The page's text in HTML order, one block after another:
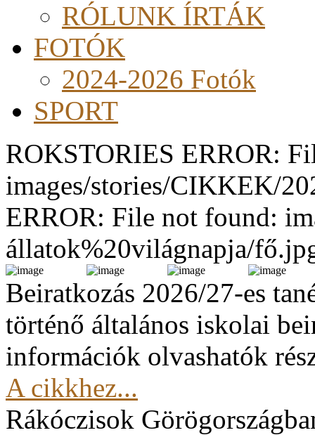
RÓLUNK ÍRTÁK
FOTÓK
2024-2026 Fotók
SPORT
ROKSTORIES ERROR:
images/stories/CIKKEK/
ERROR: File not found:
állatok%20világnapja/
Beiratkozás 2026/27-es
történő általános iskolai
információk olvashatók
A cikkhez...
Rákóczisok